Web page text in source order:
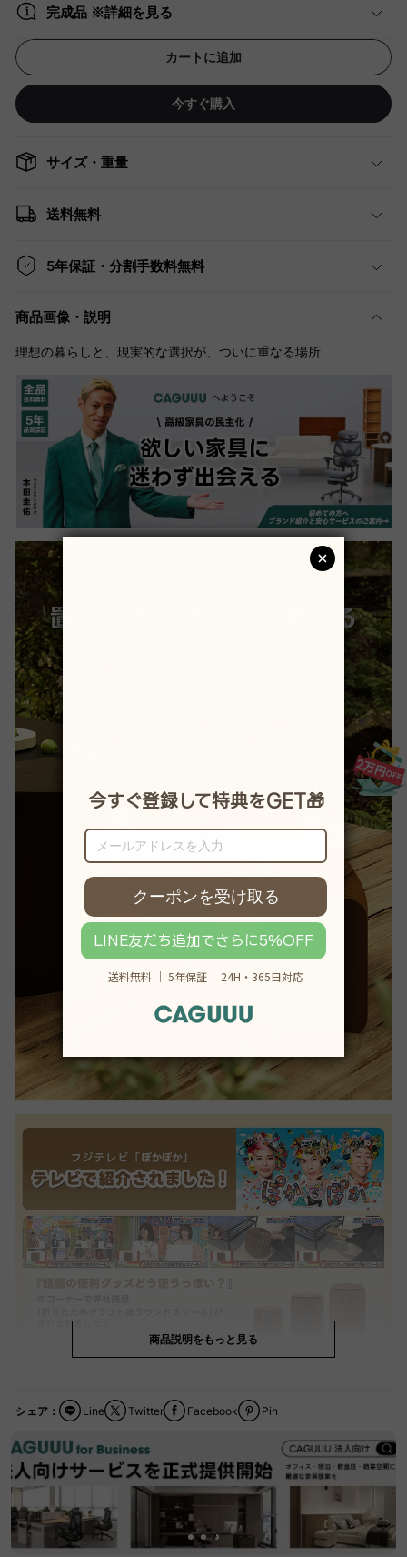
完成品 ※詳細を見る
カートに追加
今すぐ購入
サイズ・重量
送料無料
5年保証・分割手数料無料
商品画像・説明
理想の暮らしと、現実的な選択が、ついに重なる場所
商品説明をもっと見る
シェア： Facebook
Twitter Pin
Line